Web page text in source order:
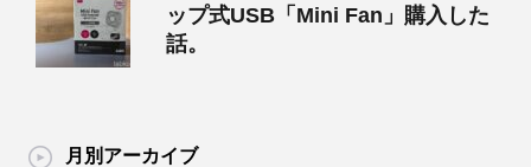
ップ式USB「Mini Fan」購入した
話。
月別アーカイブ